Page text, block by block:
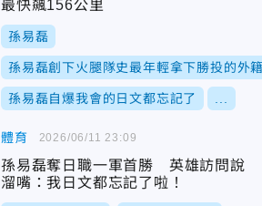
最快飆156公里
孫易磊
孫易磊創下火腿隊史最年輕拿下勝投的外
孫易磊自爆我會的日文都忘記了
體育
孫易磊奪日職一軍首勝 英雄訪問說
溜嘴：我日文都忘記了啦！
2026/06/11 23:09